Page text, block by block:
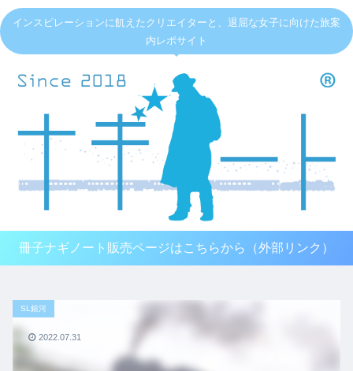
インスピレーションに飢えたクリエイターと、退屈な女子に向けた旅案
内レポサイト
冊子ナギノート販売ページはこちらから（外部リンク）
SL銀河
2022.07.31